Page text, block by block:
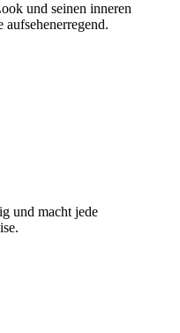
und seinen inneren
aufsehenerregend.
und macht jede